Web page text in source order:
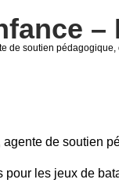
de soutien
agente de soutien
pour les jeux de